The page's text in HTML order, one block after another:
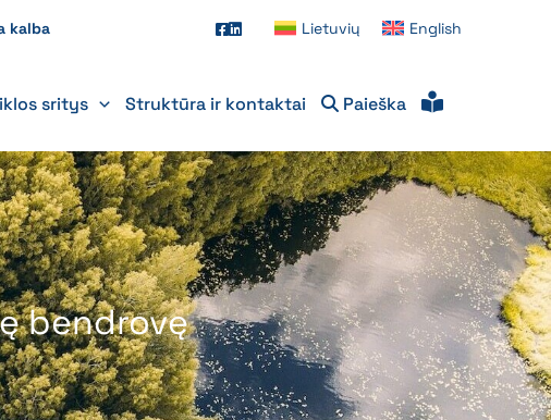
kalba Lietuvių English
sritys Struktūra ir kontaktai Paieška
bendrovę